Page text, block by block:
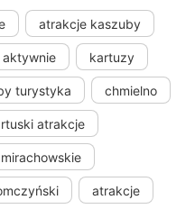
atrakcje kaszuby
kartuzy
turystyka chmielno
atrakcje
atrakcje